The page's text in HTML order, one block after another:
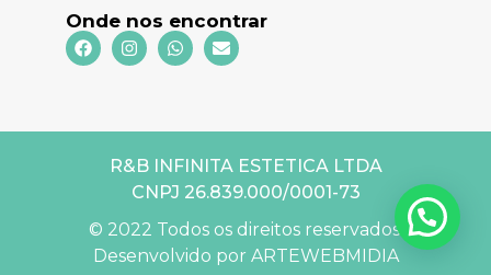
Onde nos encontrar
R&B INFINITA ESTETICA LTDA
CNPJ 26.839.000/0001-73
© 2022 Todos os direitos reservados.
Desenvolvido por ARTEWEBMIDIA